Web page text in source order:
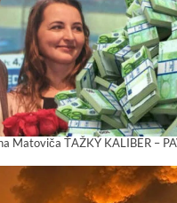
Matoviča ŤAŽKÝ KALIBER –